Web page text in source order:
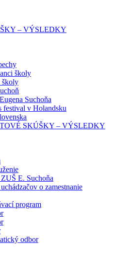
– VÝSLEDKY
školy
Suchoňa
festival v Holandsku
SKÚŠKY – VÝSLEDKY
E. Suchoňa
o zamestnanie
program
odbor